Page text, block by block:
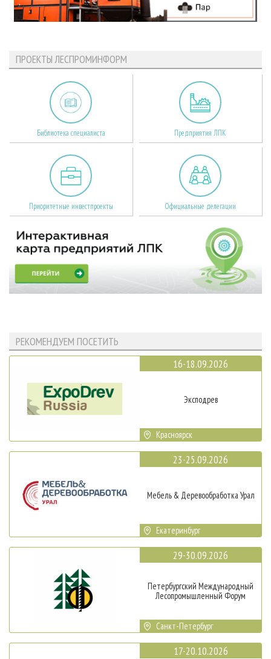
ПРОЕКТЫ ЛЕСПРОМИНФОРМ
Библиотека специалиста Предприятия ЛПК
Приоритетные инвестпроекты Официальные делегации
РЕКОМЕНДУЕМ ПОСЕТИТЬ
16-18.09.2026
Эксподрев
Красноярск
23-25.09.2026
Мебель & Деревообработка Урал
Екатеринбург
29-30.09.2026
Петербургский Международный
Лесопромышленный Форум
Санкт-Петербург
17-20.10.2026